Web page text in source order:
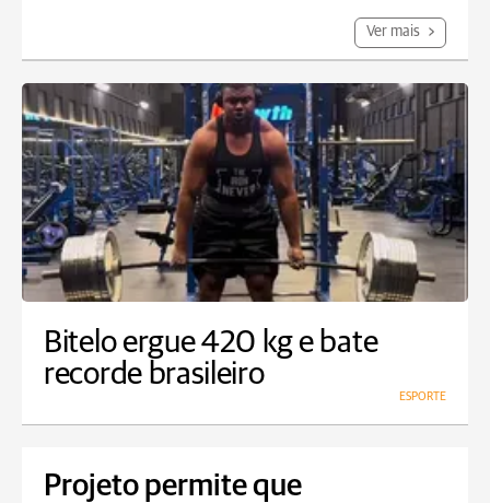
Ver mais
Bitelo ergue 420 kg e bate
recorde brasileiro
ESPORTE
Projeto permite que